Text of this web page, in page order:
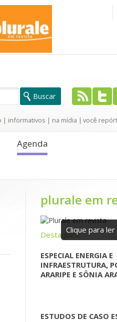
| informativos | na mídia | você
Agenda
plurale em
Clique para ler
Destaques:
ESPECIAL ENERGIA E
INFRAESTRUTURA,
ARARIPE E SÔNIA
ESTUDOS DE CASO